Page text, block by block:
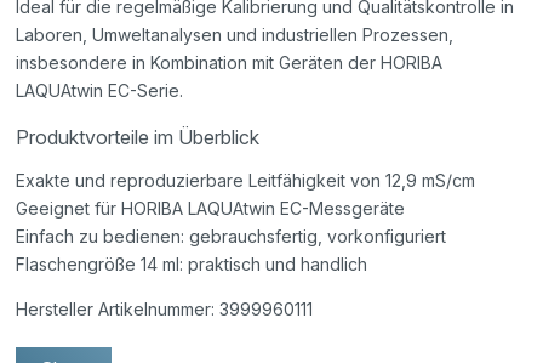
Ideal für die regelmäßige Kalibrierung und Qualitätskontrolle in
Laboren, Umweltanalysen und industriellen Prozessen,
insbesondere in Kombination mit Geräten der HORIBA
LAQUAtwin EC-Serie.
Produktvorteile im Überblick
Exakte und reproduzierbare Leitfähigkeit von 12,9 mS/cm
Geeignet für HORIBA LAQUAtwin EC-Messgeräte
Einfach zu bedienen: gebrauchsfertig, vorkonfiguriert
Flaschengröße 14 ml: praktisch und handlich
Hersteller Artikelnummer: 3999960111